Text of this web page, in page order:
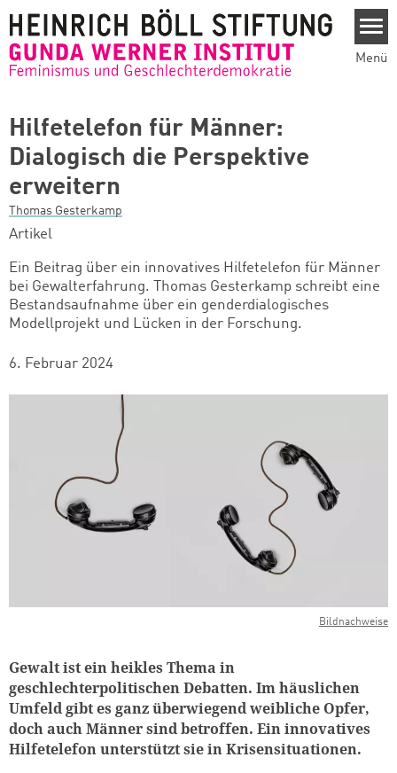
Menü
Hilfetelefon für Männer:
Dialogisch die Perspektive
erweitern
Thomas Gesterkamp
Artikel
Ein Beitrag über ein innovatives Hilfetelefon für Männer
bei Gewalterfahrung. Thomas Gesterkamp schreibt eine
Bestandsaufnahme über ein genderdialogisches
Modellprojekt und Lücken in der Forschung.
6. Februar 2024
Bildnachweise
Gewalt ist ein heikles Thema in
geschlechterpolitischen Debatten. Im häuslichen
Umfeld gibt es ganz überwiegend weibliche Opfer,
doch auch Männer sind betroffen. Ein innovatives
Hilfetelefon unterstützt sie in Krisensituationen.